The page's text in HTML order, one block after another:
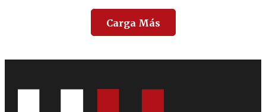
Carga Más